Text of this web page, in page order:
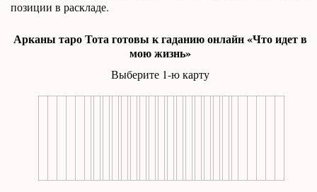
позиции в раскладе.
Арканы таро Тота готовы к гаданию онлайн «Что идет в
мою жизнь»
Выберите 1-ю карту